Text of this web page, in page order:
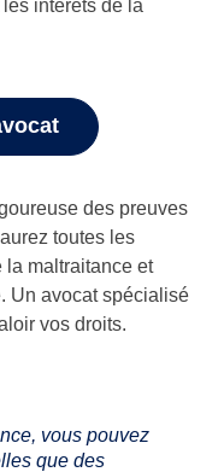
intérêts de la
des preuves
toutes les
la maltraitance et
Un avocat spécialisé
vos droits.
vous pouvez
que des